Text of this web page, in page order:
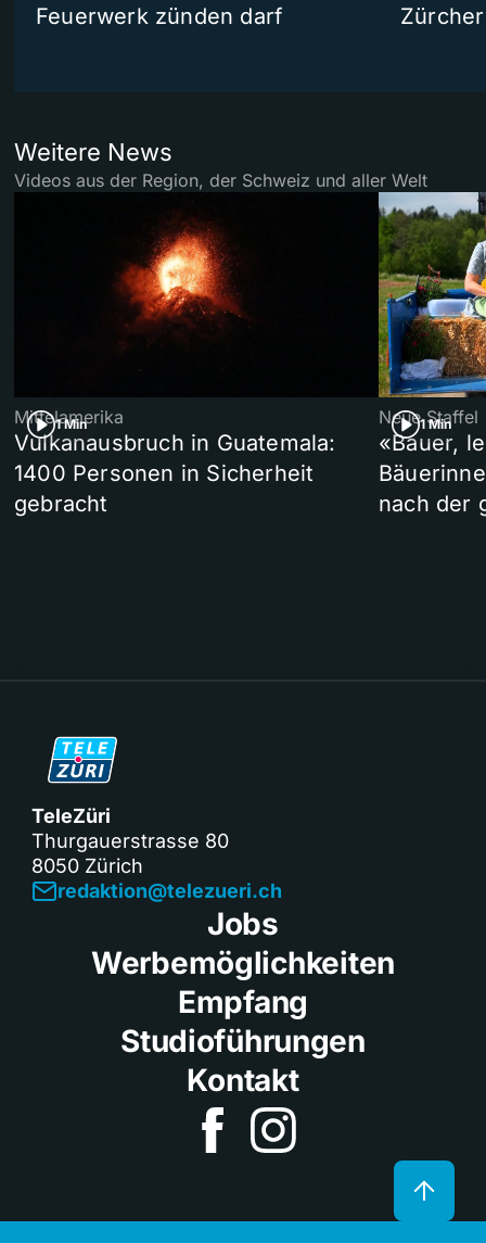
Feuerwerk zünden darf
Weitere News
Videos aus der Region, der Schweiz und aller Welt
1 Min
Mittelamerika
Vulkanausbruch in Guatemala:
1400 Personen in Sicherheit
gebracht
1 Min
Neue Staffel
«Bauer,
nach der
TeleZüri
Thurgauerstrasse 80
8050 Zürich
redaktion@telezueri.ch
Jobs
Werbemöglichkeiten
Empfang
Studioführungen
Kontakt